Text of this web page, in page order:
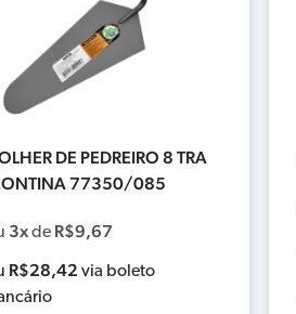
DE PEDREIRO 8 TRA
77350/085
3xde R$9,67
R$28,42 via boleto